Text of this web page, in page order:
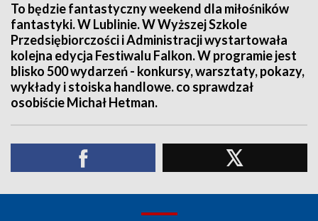
To będzie fantastyczny weekend dla miłośników
fantastyki. W Lublinie. W Wyższej Szkole
Przedsiębiorczości i Administracji wystartowała
kolejna edycja Festiwalu Falkon. W programie jest
blisko 500 wydarzeń - konkursy, warsztaty, pokazy,
wykłady i stoiska handlowe. co sprawdzał
osobiście Michał Hetman.